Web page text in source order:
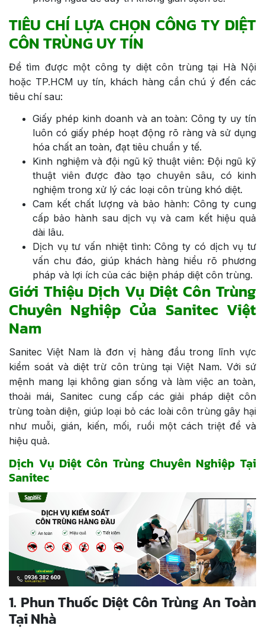
TIÊU CHÍ LỰA CHỌN CÔNG TY DIỆT
CÔN TRÙNG UY TÍN
Để tìm được một công ty diệt côn trùng tại Hà Nội
hoặc TP.HCM uy tín, khách hàng cần chú ý đến các
tiêu chí sau:
Giấy phép kinh doanh và an toàn: Công ty uy tín
luôn có giấy phép hoạt động rõ ràng và sử dụng
hóa chất an toàn, đạt tiêu chuẩn y tế.
Kinh nghiệm và đội ngũ kỹ thuật viên: Đội ngũ kỹ
thuật viên được đào tạo chuyên sâu, có kinh
nghiệm trong xử lý các loại côn trùng khó diệt.
Cam kết chất lượng và bảo hành: Công ty cung
cấp bảo hành sau dịch vụ và cam kết hiệu quả
dài lâu.
Dịch vụ tư vấn nhiệt tình: Công ty có dịch vụ tư
vấn chu đáo, giúp khách hàng hiểu rõ phương
pháp và lợi ích của các biện pháp diệt côn trùng.
Giới Thiệu Dịch Vụ Diệt Côn Trùng
Chuyên Nghiệp Của Sanitec Việt
Nam
Sanitec Việt Nam là đơn vị hàng đầu trong lĩnh vực
kiểm soát và diệt trừ côn trùng tại Việt Nam. Với sứ
mệnh mang lại không gian sống và làm việc an toàn,
thoải mái, Sanitec cung cấp các giải pháp diệt côn
trùng toàn diện, giúp loại bỏ các loài côn trùng gây hại
như muỗi, gián, kiến, mối, ruồi một cách triệt để và
hiệu quả.
Dịch Vụ Diệt Côn Trùng Chuyên Nghiệp Tại
Sanitec
1. Phun Thuốc Diệt Côn Trùng An Toàn
Tại Nhà